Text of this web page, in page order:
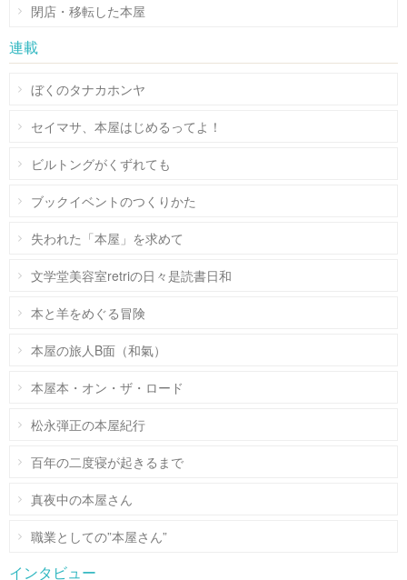
閉店・移転した本屋
連載
ぼくのタナカホンヤ
セイマサ、本屋はじめるってよ！
ビルトングがくずれても
ブックイベントのつくりかた
失われた「本屋」を求めて
文学堂美容室retriの日々是読書日和
本と羊をめぐる冒険
本屋の旅人B面（和氣）
本屋本・オン・ザ・ロード
松永弾正の本屋紀行
百年の二度寝が起きるまで
真夜中の本屋さん
職業としての”本屋さん”
インタビュー